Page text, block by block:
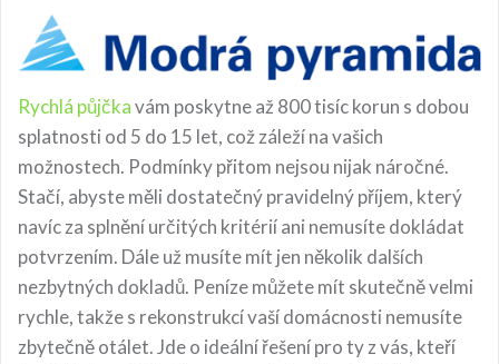
Rychlá půjčkavám poskytne až 800 tisíc korun s dobou
splatnosti od 5 do 15 let, což záleží na vašich
možnostech. Podmínky přitom nejsou nijak náročné.
Stačí, abyste měli dostatečný pravidelný příjem, který
navíc za splnění určitých kritérií ani nemusíte dokládat
potvrzením. Dále už musíte mít jen několik dalších
nezbytných dokladů. Peníze můžete mít skutečně velmi
rychle, takže s rekonstrukcí vaší domácnosti nemusíte
zbytečně otálet. Jde o ideální řešení pro ty z vás, kteří